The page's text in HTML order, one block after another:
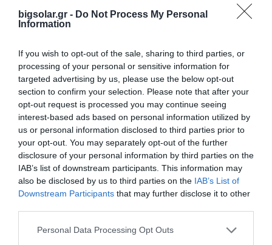
bigsolar.gr - Do Not Process My Personal
Information
If you wish to opt-out of the sale, sharing to third parties, or
processing of your personal or sensitive information for
targeted advertising by us, please use the below opt-out
section to confirm your selection. Please note that after your
opt-out request is processed you may continue seeing
interest-based ads based on personal information utilized by
us or personal information disclosed to third parties prior to
your opt-out. You may separately opt-out of the further
disclosure of your personal information by third parties on the
IAB’s list of downstream participants. This information may
also be disclosed by us to third parties on the IAB’s List of
Downstream Participants that may further disclose it to other
Personal Data Processing Opt Outs
SOLAREDGE POWER OPTIMIZER
Όνομα* Εταιρεία*
Τηλέφωνο* Email*
Νομός* Πόλη*